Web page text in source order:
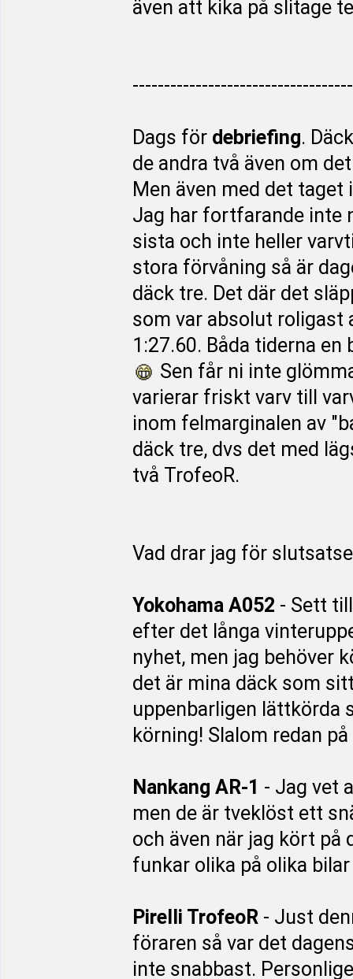
även att kika på slitage
Dags för debriefing.
de andra två även om
Men även med det
Jag har fortfarande inte
sista och inte heller
stora förvåning så är
däck tre. Det där det
som var absolut roligast
1:27.60. Båda tiderna
Sen får ni inte
varierar friskt varv till
inom felmarginalen av
däck tre, dvs det med
två TrofeoR.
Vad drar jag för
Yokohama A052 - Sett
efter det långa
nyhet, men jag behöver
det är mina däck som
uppenbarligen lättkörda
körning! Slalom redan
Nankang AR-1 - Jag vet
men de är tveklöst ett
och även när jag kört på
funkar olika på olika
Pirelli TrofeoR - Just
föraren så var det
inte snabbast.